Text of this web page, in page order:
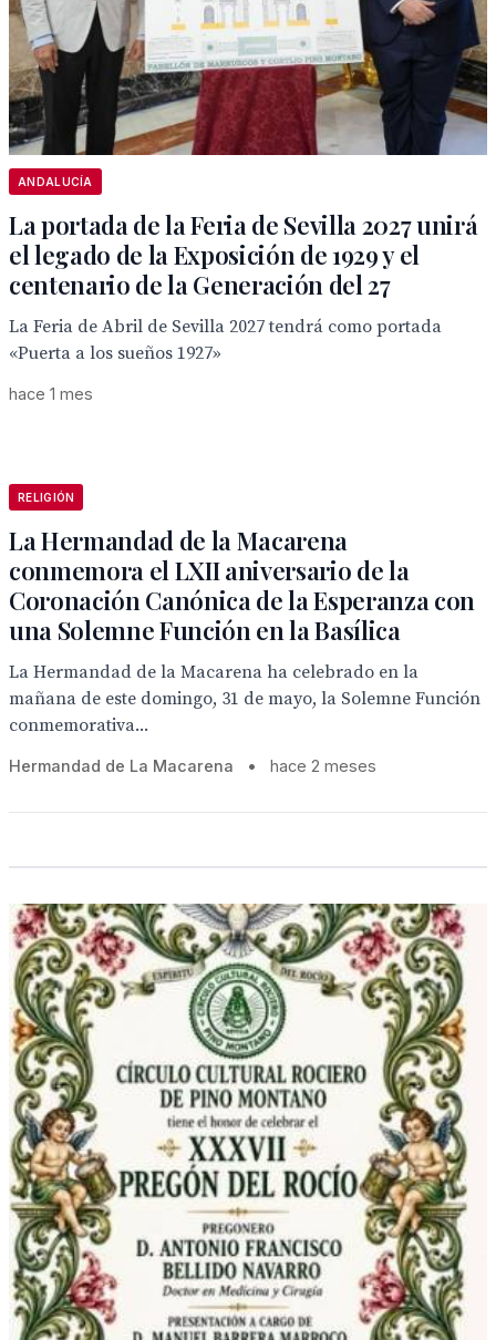
ANDALUCÍA
La portada de la Feria de Sevilla 2027 unirá
el legado de la Exposición de 1929 y el
centenario de la Generación del 27
La Feria de Abril de Sevilla 2027 tendrá como portada
«Puerta a los sueños 1927»
hace 1 mes
RELIGIÓN
La Hermandad de la Macarena
conmemora el LXII aniversario de la
Coronación Canónica de la Esperanza con
una Solemne Función en la Basílica
La Hermandad de la Macarena ha celebrado en la
mañana de este domingo, 31 de mayo, la Solemne Función
conmemorativa...
Hermandad de La Macarena • hace 2 meses